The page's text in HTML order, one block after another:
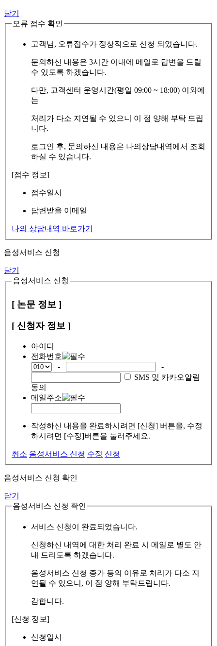
닫기
오류 접수 확인
고객님, 오류접수가 정상적으로 신청 되었습니다.
문의하신 내용은 3시간 이내에 메일로 답변을 드릴
수 있도록 하겠습니다.
다만, 고객센터 운영시간(평일 09:00 ~ 18:00) 이외에
는
처리가 다소 지연될 수 있으니 이 점 양해 부탁 드립
니다.
로그인 후, 문의하신 내용은 나의상담내역에서 조회
하실 수 있습니다.
[접수 정보]
접수일시
답변받을 이메일
나의 상담내역 바로가기
음성서비스 신청
닫기
음성서비스 신청
[ 논문 정보 ]
[ 신청자 정보 ]
아이디
전화번호
-
-
SMS 및 카카오알림
동의
메일주소
작성하신 내용을 완료하시려면 [신청] 버튼을, 수정
하시려면 [수정]버튼을 눌러주세요.
취소 음성서비스 신청 수정 신청
음성서비스 신청 확인
닫기
음성서비스 신청 확인
서비스 신청이 완료되었습니다.
신청하신 내역에 대한 처리 완료 시 메일로 별도 안
내 드리도록 하겠습니다.
음성서비스 신청 증가 등의 이유로 처리가 다소 지
연될 수 있으니, 이 점 양해 부탁드립니다.
감합니다.
[신청 정보]
신청일시